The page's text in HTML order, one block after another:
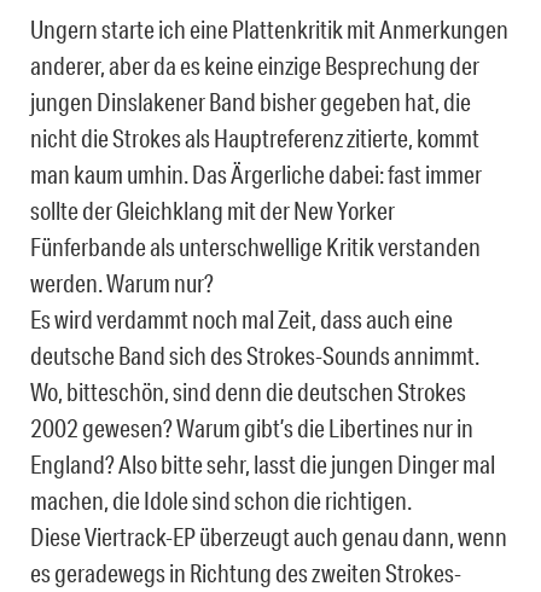
Ungern starte ich eine Plattenkritik mit Anmerkungen
anderer, aber da es keine einzige Besprechung der
jungen Dinslakener Band bisher gegeben hat, die
nicht die Strokes als Hauptreferenz zitierte, kommt
man kaum umhin. Das Ärgerliche dabei: fast immer
sollte der Gleichklang mit der New Yorker
Fünferbande als unterschwellige Kritik verstanden
werden. Warum nur?
Es wird verdammt noch mal Zeit, dass auch eine
deutsche Band sich des Strokes-Sounds annimmt.
Wo, bitteschön, sind denn die deutschen Strokes
2002 gewesen? Warum gibt’s die Libertines nur in
England? Also bitte sehr, lasst die jungen Dinger mal
machen, die Idole sind schon die richtigen.
Diese Viertrack-EP überzeugt auch genau dann, wenn
es geradewegs in Richtung des zweiten Strokes-